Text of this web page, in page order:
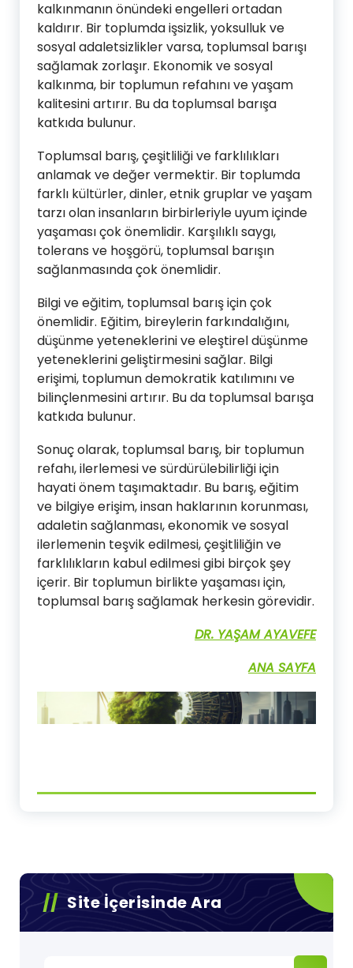
kalkınmanın önündeki engelleri ortadan
kaldırır. Bir toplumda işsizlik, yoksulluk ve
sosyal adaletsizlikler varsa, toplumsal barışı
sağlamak zorlaşır. Ekonomik ve sosyal
kalkınma, bir toplumun refahını ve yaşam
kalitesini artırır. Bu da toplumsal barışa
katkıda bulunur.
Toplumsal barış, çeşitliliği ve farklılıkları
anlamak ve değer vermektir. Bir toplumda
farklı kültürler, dinler, etnik gruplar ve yaşam
tarzı olan insanların birbirleriyle uyum içinde
yaşaması çok önemlidir. Karşılıklı saygı,
tolerans ve hoşgörü, toplumsal barışın
sağlanmasında çok önemlidir.
Bilgi ve eğitim, toplumsal barış için çok
önemlidir. Eğitim, bireylerin farkındalığını,
düşünme yeteneklerini ve eleştirel düşünme
yeteneklerini geliştirmesini sağlar. Bilgi
erişimi, toplumun demokratik katılımını ve
bilinçlenmesini artırır. Bu da toplumsal barışa
katkıda bulunur.
Sonuç olarak, toplumsal barış, bir toplumun
refahı, ilerlemesi ve sürdürülebilirliği için
hayati önem taşımaktadır. Bu barış, eğitim
ve bilgiye erişim, insan haklarının korunması,
adaletin sağlanması, ekonomik ve sosyal
ilerlemenin teşvik edilmesi, çeşitliliğin ve
farklılıkların kabul edilmesi gibi birçok şey
içerir. Bir toplumun birlikte yaşaması için,
toplumsal barış sağlamak herkesin görevidir.
DR. YAŞAM AYAVEFE
ANA SAYFA
Site İçerisinde Ara